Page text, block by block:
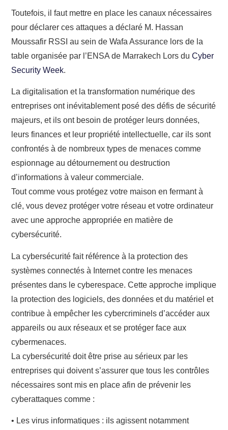
Toutefois, il faut mettre en place les canaux nécessaires
pour déclarer ces attaques a déclaré M. Hassan
Moussafir RSSI au sein de Wafa Assurance lors de la
table organisée par l’ENSA de Marrakech Lors duCyber
Security Week.
La digitalisation et la transformation numérique des
entreprises ont inévitablement posé des défis de sécurité
majeurs, et ils ont besoin de protéger leurs données,
leurs finances et leur propriété intellectuelle, car ils sont
confrontés à de nombreux types de menaces comme
espionnage au détournement ou destruction
d’informations à valeur commerciale.
Tout comme vous protégez votre maison en fermant à
clé, vous devez protéger votre réseau et votre ordinateur
avec une approche appropriée en matière de
cybersécurité.
Lacybersécurité fait référence à la protection des
systèmes connectés à Internet contre les menaces
présentes dans le cyberespace. Cette approche implique
la protection des logiciels, des données et du matériel et
contribue à empêcher les cybercriminels d’accéder aux
appareils ou aux réseaux et se protéger face aux
cybermenaces.
La cybersécurité doit être prise au sérieux par les
entreprises qui doivent s’assurer que tous les contrôles
nécessaires sont mis en place afin de prévenir les
cyberattaques comme :
• Les virus informatiques : ils agissent notamment